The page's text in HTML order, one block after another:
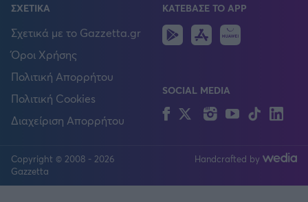
ΣΧΕΤΙΚΑ
Σχετικά με το Gazzetta.gr
Όροι Χρήσης
Πολιτική Απορρήτου
Πολιτική Cookies
Διαχείριση Απορρήτου
ΚΑΤΕΒΑΣΕ ΤΟ APP
Android
IOS
SOCIAL MEDIA
FacebookTwitterInstagram
YouTubeTikTok
Copyright © 2008 - 2026
Gazzetta
Handcrafted by